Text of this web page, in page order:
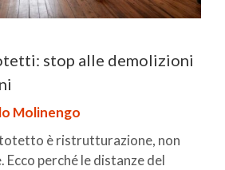
stop alle demolizioni
Molinengo
è ristrutturazione, non
perché le distanze del